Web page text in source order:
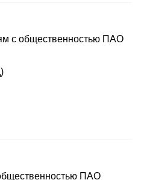
с общественностью ПАО
ПАО